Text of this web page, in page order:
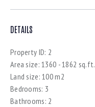
DETAILS
Property ID: 2
Area size: 1360 - 1862 sq.ft.
Land size: 100 m2
Bedrooms: 3
Bathrooms: 2